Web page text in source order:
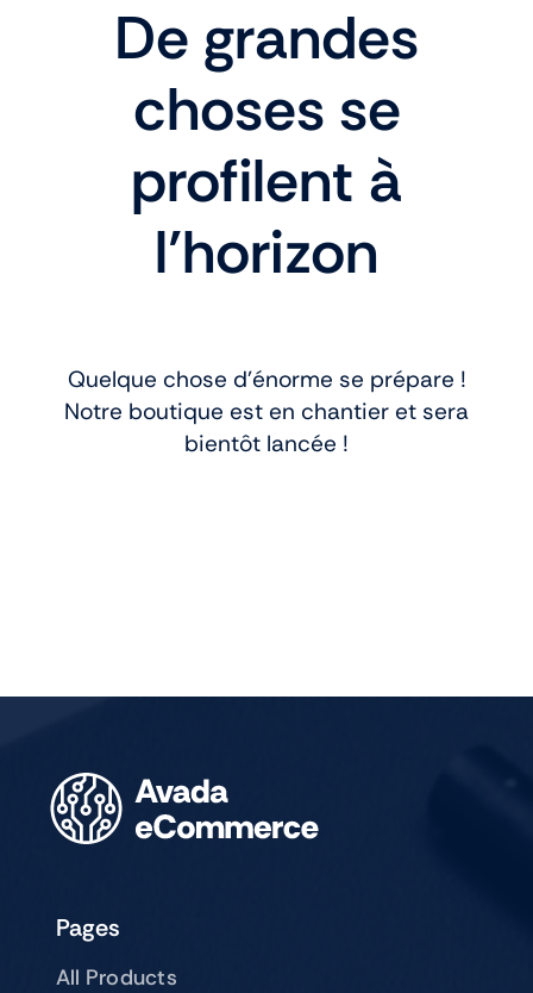
De grandes
choses se
profilent à
l’horizon
Quelque chose d’énorme se prépare !
Notre boutique est en chantier et sera
bientôt lancée !
Pages
All Products